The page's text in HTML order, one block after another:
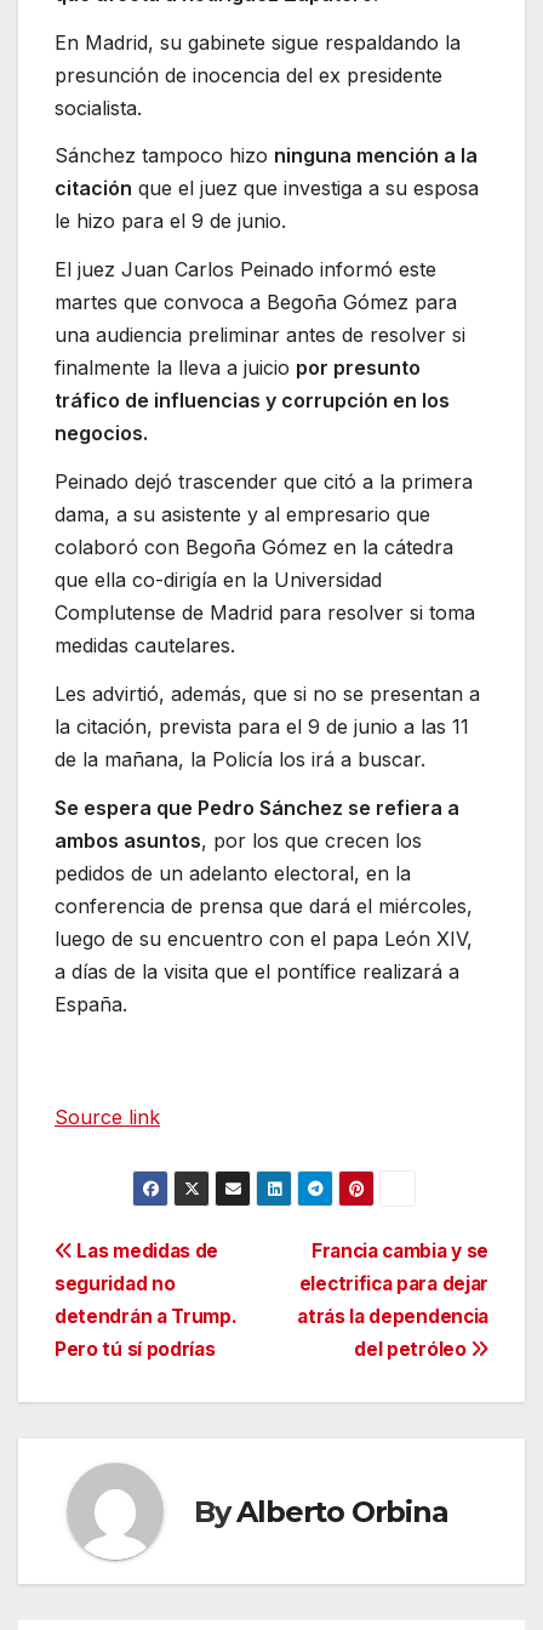
En Madrid, su gabinete sigue respaldando la
presunción de inocencia del ex presidente
socialista.
Sánchez tampoco hizo ninguna mención a la
citación que el juez que investiga a su esposa
le hizo para el 9 de junio.
El juez Juan Carlos Peinado informó este
martes que convoca a Begoña Gómez para
una audiencia preliminar antes de resolver si
finalmente la lleva a juicio por presunto
tráfico de influencias y corrupción en los
negocios.
Peinado dejó trascender que citó a la primera
dama, a su asistente y al empresario que
colaboró con Begoña Gómez en la cátedra
que ella co-dirigía en la Universidad
Complutense de Madrid para resolver si toma
medidas cautelares.
Les advirtió, además, que si no se presentan a
la citación, prevista para el 9 de junio a las 11
de la mañana, la Policía los irá a buscar.
Se espera que Pedro Sánchez se refiera a
ambos asuntos, por los que crecen los
pedidos de un adelanto electoral, en la
conferencia de prensa que dará el miércoles,
luego de su encuentro con el papa León XIV,
a días de la visita que el pontífice realizará a
España.
Source link
Navegación
de
entradas
Francia cambia y se
electrifica para dejar
atrás la dependencia
del petróleo
Las medidas de
seguridad no
detendrán a Trump.
Pero tú sí podrías
ByAlberto Orbina